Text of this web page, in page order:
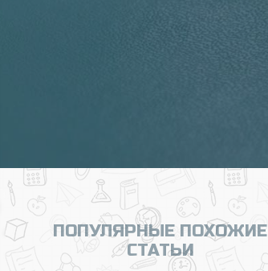
ПОПУЛЯРНЫЕ ПОХОЖИЕ
СТАТЬИ